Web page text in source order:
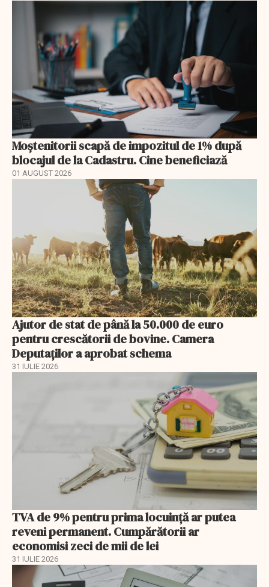
Moștenitorii scapă de impozitul de 1% după
blocajul de la Cadastru. Cine beneficiază
01 AUGUST 2026
Ajutor de stat de până la 50.000 de euro
pentru crescătorii de bovine. Camera
Deputaților a aprobat schema
31 IULIE 2026
TVA de 9% pentru prima locuință ar putea
reveni permanent. Cumpărătorii ar
economisi zeci de mii de lei
31 IULIE 2026